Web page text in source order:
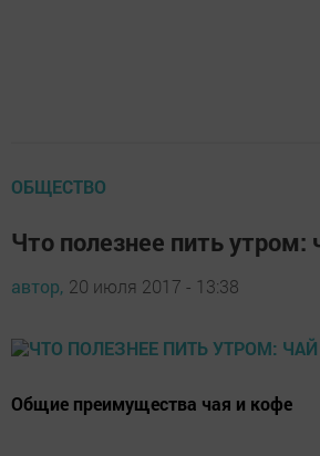
ОБЩЕСТВО
Что полезнее пить утром:
автор, 20 июля 2017 - 13:38
Общие преимущества чая и кофе